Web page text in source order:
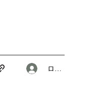
ログイン